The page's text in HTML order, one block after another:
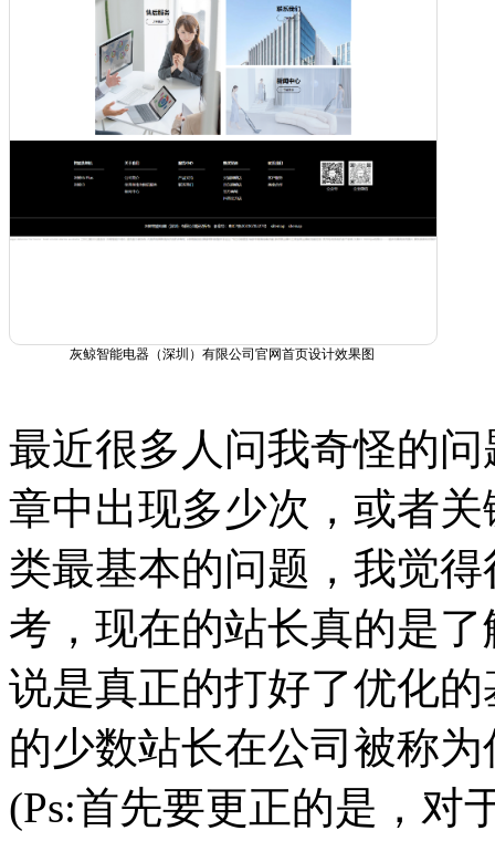
灰鲸智能电器（深圳）有限公司官网首页设计效果图
最近很多人问我奇怪的
章中出现多少次，或者
类最基本的问题，我觉
考，现在的站长真的是
说是真正的打好了优化
的少数站长在公司被称
(Ps:首先要更正的是，对